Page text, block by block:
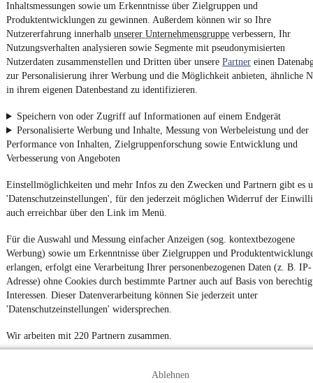
Inhaltsmessungen sowie um Erkenntnisse über Zielgruppen und
Produktentwicklungen zu gewinnen. Außerdem können wir so Ihre
Nutzererfahrung innerhalb unserer Unternehmensgruppe verbessern, Ihr
Nutzungsverhalten analysieren sowie Segmente mit pseudonymisierten
Nutzerdaten zusammenstellen und Dritten über unsere Partner einen
zur Personalisierung ihrer Werbung und die Möglichkeit anbieten, ähnliche
in ihrem eigenen Datenbestand zu identifizieren.
Speichern von oder Zugriff auf Informationen auf einem Endgerät
Personalisierte Werbung und Inhalte, Messung von Werbeleistung und der
Performance von Inhalten, Zielgruppenforschung sowie Entwicklung und
Verbesserung von Angeboten
Einstellmöglichkeiten und mehr Infos zu den Zwecken und Partnern gibt es
'Datenschutzeinstellungen', für den jederzeit möglichen Widerruf der
auch erreichbar über den Link im Menü.
Für die Auswahl und Messung einfacher Anzeigen (sog. kontextbezogene
Werbung) sowie um Erkenntnisse über Zielgruppen und
erlangen, erfolgt eine Verarbeitung Ihrer personenbezogenen Daten (z. B. IP-
Adresse) ohne Cookies durch bestimmte Partner auch auf Basis von
Interessen. Dieser Datenverarbeitung können Sie jederzeit unter
'Datenschutzeinstellungen' widersprechen.
Wir arbeiten mit 220 Partnern zusammen.
Ablehnen
Datenschutzeinstellungen
Erklärung zur Barrierefreiheit
Report Security Vulnerability (English)
Powered by
Noch mehrneue Autosunterschiedlicher Marken, auch als
Leasing-Angebote, gibt es bei mobile.de